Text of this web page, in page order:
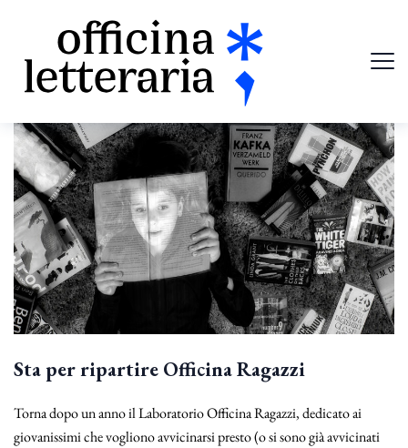
Sta per ripartire Officina Ragazzi
Torna dopo un anno il Laboratorio Officina Ragazzi, dedicato ai
giovanissimi che vogliono avvicinarsi presto (o si sono già avvicinati